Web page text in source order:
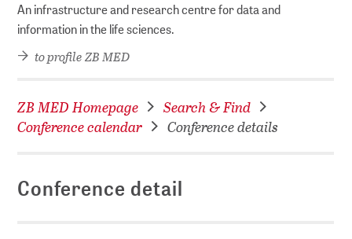
An infrastructure and research centre for data and
information in the life sciences.
to profile ZB MED
ZB MED Homepage
Search & Find
Conference calendar
Conference details
Conference detail